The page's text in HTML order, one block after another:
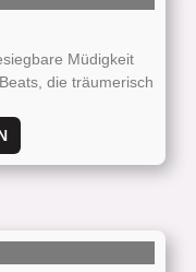
Müdigkeit
die träumerisch